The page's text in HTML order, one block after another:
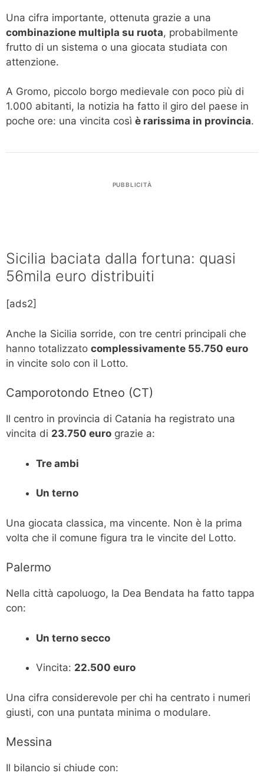
Una cifra importante, ottenuta grazie a una
combinazione multipla su ruota, probabilmente
frutto di un sistema o una giocata studiata con
attenzione.
A Gromo, piccolo borgo medievale con poco più di
1.000 abitanti, la notizia ha fatto il giro del paese in
poche ore: una vincita così è rarissima in provincia.
PUBBLICITÀ
Sicilia baciata dalla fortuna: quasi
56mila euro distribuiti
[ads2]
Anche la Sicilia sorride, con tre centri principali che
hanno totalizzato complessivamente 55.750 euro
in vincite solo con il Lotto.
Camporotondo Etneo (CT)
Il centro in provincia di Catania ha registrato una
vincita di 23.750 euro grazie a:
Tre ambi
Un terno
Una giocata classica, ma vincente. Non è la prima
volta che il comune figura tra le vincite del Lotto.
Palermo
Nella città capoluogo, la Dea Bendata ha fatto tappa
con:
Un terno secco
Vincita: 22.500 euro
Una cifra considerevole per chi ha centrato i numeri
giusti, con una puntata minima o modulare.
Messina
Il bilancio si chiude con: